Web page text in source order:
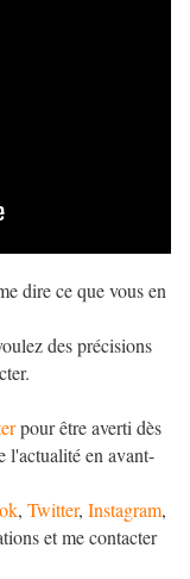
dire ce que vous en
des précisions
pour être averti dès
l'actualité en avant-
, Twitter, Instagram,
et me contacter